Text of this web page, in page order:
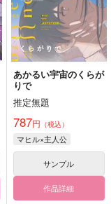
あかるい宇宙のくらが
りで
推定無題
787円 （税込）
マヒル×主人公
サンプル
作品詳細